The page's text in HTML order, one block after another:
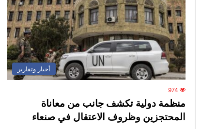
أخبار وتقارير
974
منظمة دولية تكشف جانب من معاناة
المحتجزين وظروف الاعتقال في صنعاء